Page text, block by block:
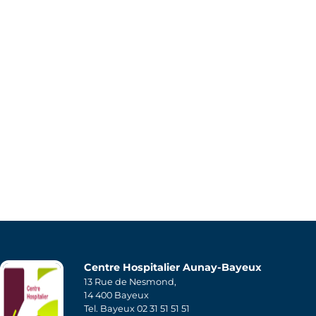
Centre Hospitalier Aunay-Bayeux
13 Rue de Nesmond,
14 400 Bayeux
Tel. Bayeux 02 31 51 51 51